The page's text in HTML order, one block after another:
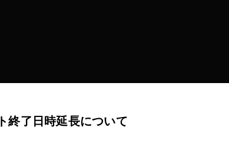
終了日時延長について